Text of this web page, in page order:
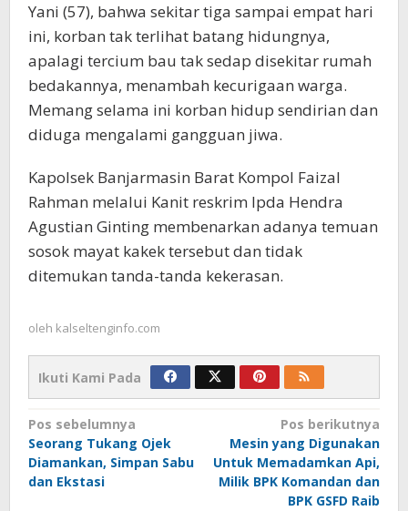
Yani (57), bahwa sekitar tiga sampai empat hari
ini, korban tak terlihat batang hidungnya,
apalagi tercium bau tak sedap disekitar rumah
bedakannya, menambah kecurigaan warga.
Memang selama ini korban hidup sendirian dan
diduga mengalami gangguan jiwa.
Kapolsek Banjarmasin Barat Kompol Faizal
Rahman melalui Kanit reskrim Ipda Hendra
Agustian Ginting membenarkan adanya temuan
sosok mayat kakek tersebut dan tidak
ditemukan tanda-tanda kekerasan.
oleh kalseltenginfo.com
Ikuti Kami Pada
Navigasi
pos
Pos sebelumnya
Seorang Tukang Ojek
Diamankan, Simpan Sabu
dan Ekstasi
Pos berikutnya
Mesin yang Digunakan
Untuk Memadamkan Api,
Milik BPK Komandan dan
BPK GSFD Raib